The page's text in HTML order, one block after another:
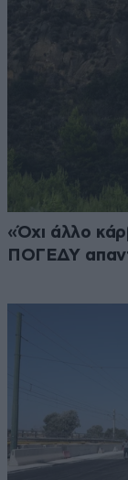
«Όχι άλλο
ΠΟΓΕΔΥ